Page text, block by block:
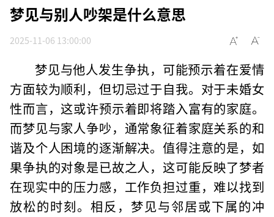
梦见与别人吵架是什么意思
2025-11-06 13:00:00
梦见与他人发生争执，可能预示着在爱情
方面较为顺利，但切忌过于自我。对于未婚女
性而言，这或许预示着即将踏入富有的家庭。
而梦见与家人争吵，通常象征着家庭关系的和
谐及个人困境的逐渐解决。值得注意的是，如
果争执的对象是已故之人，这可能反映了梦者
在现实中的压力感，工作负担过重，难以找到
放松的时刻。相反，梦见与邻居或下属的冲